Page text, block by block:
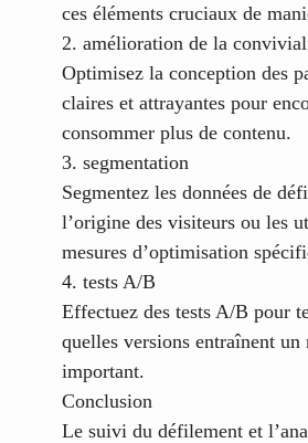
ces éléments cruciaux de
2. amélioration de la
Optimisez la conception des
claires et attrayantes pour
consommer plus de contenu.
3. segmentation
Segmentez les données de
l’origine des visiteurs ou les
mesures d’optimisation
4. tests A/B
Effectuez des tests A/B pour
quelles versions entraînent
important.
Conclusion
Le suivi du défilement et